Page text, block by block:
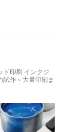
ド印刷 インクジ
作～大量印刷ま